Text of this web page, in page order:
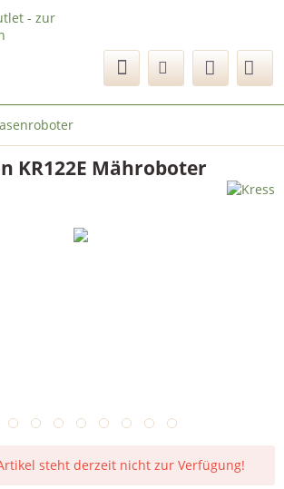
KR122E Mähroboter
steht derzeit nicht zur Verfügung!